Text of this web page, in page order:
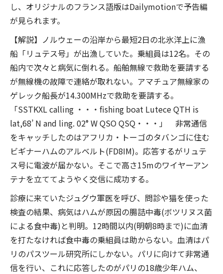
し、オリジナルのフランス語版はDailymotionで予告編
が見られます。
【解説】ノルウェーの沿岸から最短2日の北氷洋上に漁
船「リュテス号」が出漁していた。乗組員は12名。その
船内で次々と病気に倒れる。船舶無線で救助を要請する
が無線機の故障で連絡が取れない。アマチュア無線家の
ゲレック船長が14.300MHzで救助を要請する。
「SSTKXL calling ・・・fishing boat Lutece QTH is
lat,68’ N and ling. 02° W QSO QSQ・・・」 非常通信
をキャッチしたのはアフリカ・トーゴのタバンゴに住む
ビギナーハムのアルベルト(FD8IM)。応答するがリュテ
ス号に電波が届かない。そこで高さ15mのワイヤーアン
テナを立ててようやく交信に成功する。
診療に来ていたジュグウ軍医を呼び、問診や猫を使った
検査の結果、病気はハムが原因の腸詰中毒(ボツリヌス菌
による食中毒)と判明。12時間以内(明朝8時まで)に血清
を打たなければ食中毒の乗組員は助からない。血清はパ
リのパスツール研究所にしかない。パリに向けて非常通
信を行い、これに応答したのがパリの18歳少年ハム、